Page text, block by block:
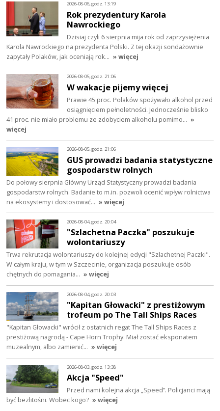
2026-08-06, godz. 13:19
Rok prezydentury Karola
Nawrockiego
Dzisiaj czyli 6 sierpnia mija rok od zaprzysiężenia
Karola Nawrockiego na prezydenta Polski. Z tej okazji sondażownie
zapytały Polaków, jak oceniają rok… » więcej
2026-08-05, godz. 21:06
W wakacje pijemy więcej
Prawie 45 proc. Polaków spożywało alkohol przed
osiągnięciem pełnoletności. Jednocześnie blisko
41 proc. nie miało problemu ze zdobyciem alkoholu pomimo… »
więcej
2026-08-05, godz. 21:06
GUS prowadzi badania statystyczne
gospodarstw rolnych
Do połowy sierpnia Główny Urząd Statystyczny prowadzi badania
gospodarstw rolnych. Badanie to m.in. pozwoli ocenić wpływ rolnictwa
na ekosystemy i dostosować… » więcej
2026-08-04, godz. 20:04
"Szlachetna Paczka" poszukuje
wolontariuszy
Trwa rekrutacja wolontariuszy do kolejnej edycji "Szlachetnej Paczki".
W całym kraju, w tym w Szczecinie, organizacja poszukuje osób
chętnych do pomagania… » więcej
2026-08-04, godz. 20:03
"Kapitan Głowacki" z prestiżowym
trofeum po The Tall Ships Races
"Kapitan Głowacki" wrócił z ostatnich regat The Tall Ships Races z
prestiżową nagrodą - Cape Horn Trophy. Miał zostać eksponatem
muzealnym, albo zamienić… » więcej
2026-08-03, godz. 13:38
Akcja "Speed"
Przed nami kolejna akcja „Speed”. Policjanci mają
być bezlitośni. Wobec kogo? » więcej